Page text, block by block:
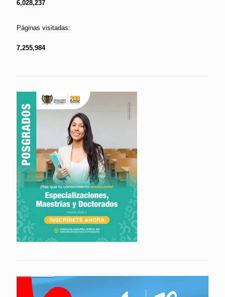
6,028,237
Páginas visitadas:
7,255,984